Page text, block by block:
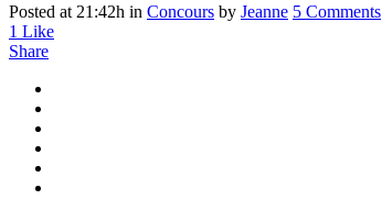
Posted at 21:42h in Concours by Jeanne 5 Comments
1 Like
Share